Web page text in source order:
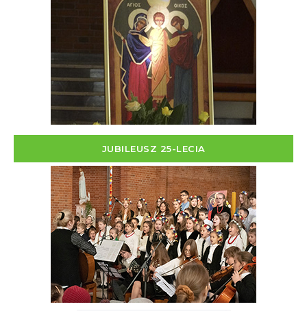
JUBILEUSZ 25-LECIA